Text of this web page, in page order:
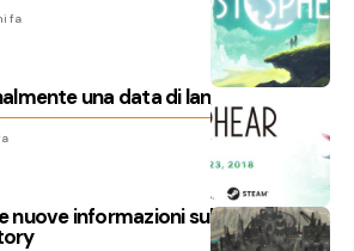
fa
una data di lancio ufficiale
nuove informazioni sul nuovo titolo